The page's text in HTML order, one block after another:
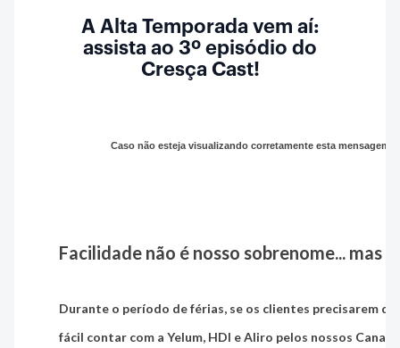
A Alta Temporada vem aí:
assista ao 3º episódio do
Cresça Cast!
Caso não esteja visualizando corretamente esta mensagem,
Facilidade não é nosso sobrenome... mas
Durante o período de férias, se os clientes precisarem de
fácil contar com a Yelum, HDI e Aliro pelos nossos